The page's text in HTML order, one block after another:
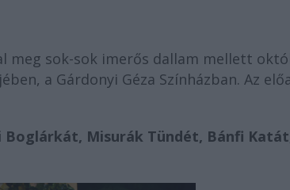
meg sok-sok imerős dallam mellett
a Gárdonyi Géza Színházban. Az
Misurák Tündét, Bánfi